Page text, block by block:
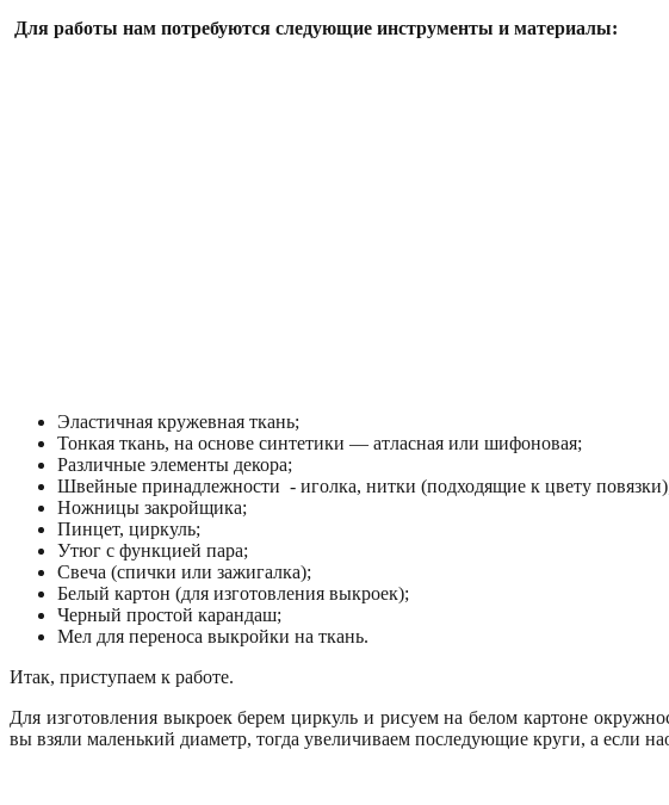
Для работы нам потребуются следующие инструменты и материалы:
Эластичная кружевная ткань;
Тонкая ткань, на основе синтетики — атласная или шифоновая;
Различные элементы декора;
Швейные принадлежности - иголка, нитки (подходящие к цвету
Ножницы закройщика;
Пинцет, циркуль;
Утюг с функцией пара;
Свеча (спички или зажигалка);
Белый картон (для изготовления выкроек);
Черный простой карандаш;
Мел для переноса выкройки на ткань.
Итак, приступаем к работе.
Для изготовления выкроек берем циркуль и рисуем на белом картоне
вы взяли маленький диаметр, тогда увеличиваем последующие круги, а если